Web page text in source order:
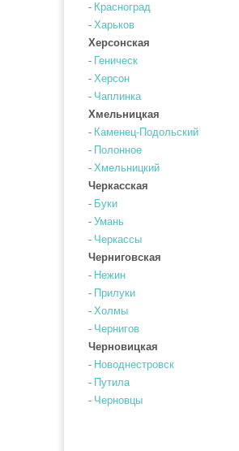
- Красноград
- Харьков
Херсонская
- Геническ
- Херсон
- Чаплинка
Хмельницкая
- Каменец-Подольский
- Полонное
- Хмельницкий
Черкасская
- Буки
- Умань
- Черкассы
Черниговская
- Нежин
- Прилуки
- Холмы
- Чернигов
Черновицкая
- Новоднестровск
- Путила
- Черновцы